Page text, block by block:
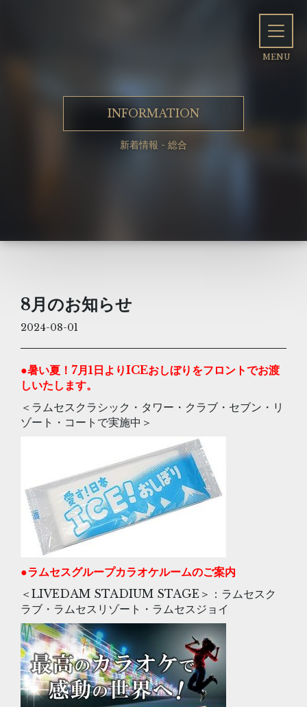
INFORMATION
新着情報 - 総合
8月のお知らせ
2024-08-01
●暑い夏！7月1日よりICEおしぼりをフロントでお渡
しいたします。
＜ラムセスクラシック・タワー・クラブ・セブン・リ
ゾート・コートで実施中＞
●ラムセスグループカラオケルームのご案内
＜LIVEDAM STADIUM STAGE＞：ラムセスク
ラブ・ラムセスリゾート・ラムセスジョイ